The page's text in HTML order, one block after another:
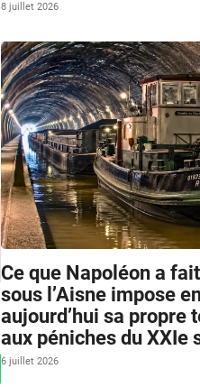
8 juillet 2026
Ce que Napoléon a
sous l’Aisne impose
aujourd’hui sa propre
aux péniches du XXIe
6 juillet 2026